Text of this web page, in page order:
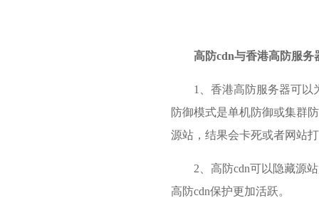
高防cdn与香港高防服务
1、香港高防服务器可以
防御模式是单机防御或集群
源站，结果会卡死或者网站
2、高防cdn可以隐藏源
高防cdn保护更加活跃。